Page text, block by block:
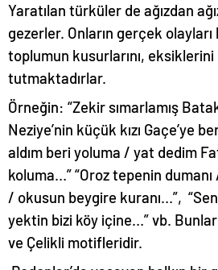
Yaratılan türküler de ağızdan
gezerler. Onların gerçek
toplumun kusurlarını,
tutmaktadırlar.
Örneğin: “Zekir sımarlamış
Neziye’nin küçük kızı Gaçe’ye
aldım beri yoluma / yat dedim
koluma…” “Oroz tepenin
/ okusun beygire kuranı…”,
yektin bizi köy içine…” vb.
ve Çelikli motifleridir.